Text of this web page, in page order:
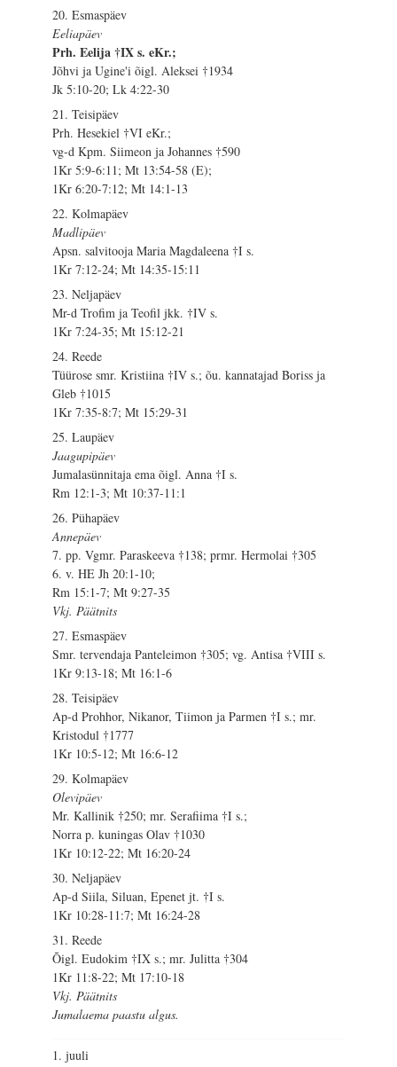
20. Esmaspäev
Eeliapäev
Prh. Eelija †IX s. eKr.;
Jõhvi ja Ugine'i õigl. Aleksei †1934
Jk 5:10-20; Lk 4:22-30
21. Teisipäev
Prh. Hesekiel †VI eKr.;
vg-d Kpm. Siimeon ja Johannes †590
1Kr 5:9-6:11; Mt 13:54-58 (E);
1Kr 6:20-7:12; Mt 14:1-13
22. Kolmapäev
Madlipäev
Apsn. salvitooja Maria Magdaleena †I s.
1Kr 7:12-24; Mt 14:35-15:11
23. Neljapäev
Mr-d Trofim ja Teofil jkk. †IV s.
1Kr 7:24-35; Mt 15:12-21
24. Reede
Tüürose smr. Kristiina †IV s.; õu. kannatajad Boriss ja
Gleb †1015
1Kr 7:35-8:7; Mt 15:29-31
25. Laupäev
Jaagupipäev
Jumalasünnitaja ema õigl. Anna †I s.
Rm 12:1-3; Mt 10:37-11:1
26. Pühapäev
Annepäev
7. pp. Vgmr. Paraskeeva †138; prmr. Hermolai †305
6. v. HE Jh 20:1-10;
Rm 15:1-7; Mt 9:27-35
Vkj. Päätnits
27. Esmaspäev
Smr. tervendaja Panteleimon †305; vg. Antisa †VIII s.
1Kr 9:13-18; Mt 16:1-6
28. Teisipäev
Ap-d Prohhor, Nikanor, Tiimon ja Parmen †I s.; mr.
Kristodul †1777
1Kr 10:5-12; Mt 16:6-12
29. Kolmapäev
Olevipäev
Mr. Kallinik †250; mr. Serafiima †I s.;
Norra p. kuningas Olav †1030
1Kr 10:12-22; Mt 16:20-24
30. Neljapäev
Ap-d Siila, Siluan, Epenet jt. †I s.
1Kr 10:28-11:7; Mt 16:24-28
31. Reede
Õigl. Eudokim †IX s.; mr. Julitta †304
1Kr 11:8-22; Mt 17:10-18
Vkj. Päätnits
Jumalaema paastu algus.
1. juuli